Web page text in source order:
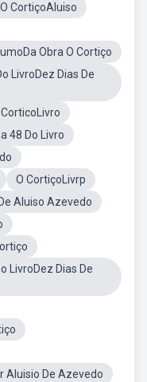
O CortiçoAluiso
Obra O Cortiço
LivroDez Dias De
48 Do Livro
O CortiçoLivrp
Aluiso Azevedo
LivroDez Dias De
Aluisio De Azevedo